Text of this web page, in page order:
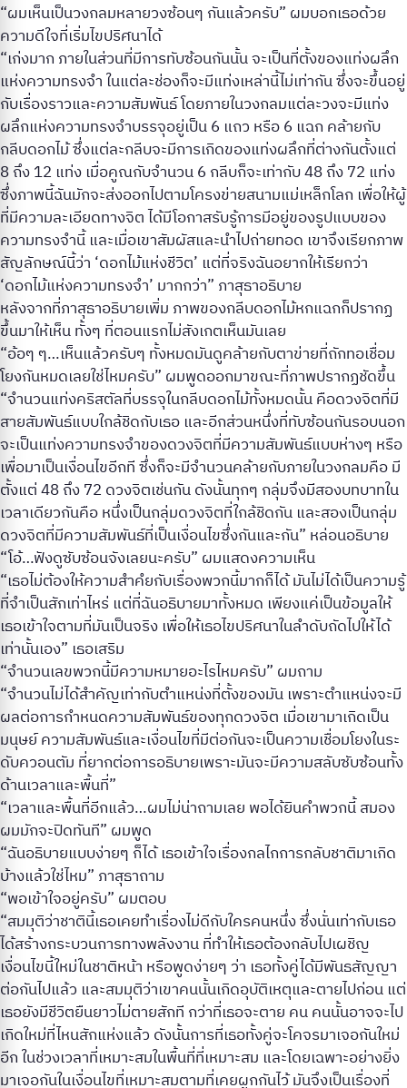
“ผมเห็นเป็นวงกลมหลายวงซ้อนๆ กันแล้วครับ” ผมบอกเธอด้วย
ความดีใจที่เริ่มไขปริศนาได้
“เก่งมาก ภายในส่วนที่มีการทับซ้อนกันนั้น จะเป็นที่ตั้งของแท่งผลึก
แห่งความทรงจำ ในแต่ละช่องก็จะมีแท่งเหล่านี้ไม่เท่ากัน ซึ่งจะขึ้นอยู่
กับเรื่องราวและความสัมพันธ์ โดยภายในวงกลมแต่ละวงจะมีแท่ง
ผลึกแห่งความทรงจำบรรจุอยู่เป็น 6 แถว หรือ 6 แฉก คล้ายกับ
กลีบดอกไม้ ซึ่งแต่ละกลีบจะมีการเกิดของแท่งผลึกที่ต่างกันตั้งแต่
8 ถึง 12 แท่ง เมื่อคูณกับจำนวน 6 กลีบก็จะเท่ากับ 48 ถึง 72 แท่ง
ซึ่งภาพนี้ฉันมักจะส่งออกไปตามโครงข่ายสนามแม่เหล็กโลก เพื่อให้ผู้
ที่มีความละเอียดทางจิต ได้มีโอกาสรับรู้การมีอยู่ของรูปแบบของ
ความทรงจำนี้ และเมื่อเขาสัมผัสและนำไปถ่ายทอด เขาจึงเรียกภาพ
สัญลักษณ์นี้ว่า ‘ดอกไม้แห่งชีวิต’ แต่ที่จริงฉันอยากให้เรียกว่า
‘ดอกไม้แห่งความทรงจำ’ มากกว่า” ภาสุธาอธิบาย
หลังจากที่ภาสุธาอธิบายเพิ่ม ภาพของกลีบดอกไม้หกแฉกก็ปรากฏ
ขึ้นมาให้เห็น ทั้งๆ ที่ตอนแรกไม่สังเกตเห็นมันเลย
“อ้อๆ ๆ…เห็นแล้วครับๆ ทั้งหมดมันดูคล้ายกับตาข่ายที่ถักทอเชื่อม
โยงกันหมดเลยใช่ไหมครับ” ผมพูดออกมาขณะที่ภาพปรากฏชัดขึ้น
“จำนวนแท่งคริสตัลที่บรรจุในกลีบดอกไม้ทั้งหมดนั้น คือดวงจิตที่มี
สายสัมพันธ์แบบใกล้ชิดกับเธอ และอีกส่วนหนึ่งที่ทับซ้อนกันรอบนอก
จะเป็นแท่งความทรงจำของดวงจิตที่มีความสัมพันธ์แบบห่างๆ หรือ
เพื่อมาเป็นเงื่อนไขอีกที ซึ่งก็จะมีจำนวนคล้ายกับภายในวงกลมคือ มี
ตั้งแต่ 48 ถึง 72 ดวงจิตเช่นกัน ดังนั้นทุกๆ กลุ่มจึงมีสองบทบาทใน
เวลาเดียวกันคือ หนึ่งเป็นกลุ่มดวงจิตที่ใกล้ชิดกัน และสองเป็นกลุ่ม
ดวงจิตที่มีความสัมพันธ์ที่เป็นเงื่อนไขซึ่งกันและกัน” หล่อนอธิบาย
“โอ้…ฟังดูซับซ้อนจังเลยนะครับ” ผมแสดงความเห็น
“เธอไม่ต้องให้ความสำคํยกับเรื่องพวกนี้มากก็ได้ มันไม่ได้เป็นความรู้
ที่จำเป็นสักเท่าไหร่ แต่ที่ฉันอธิบายมาทั้งหมด เพียงแค่เป็นข้อมูลให้
เธอเข้าใจตามที่มันเป็นจริง เพื่อให้เธอไขปริศนาในลำดับถัดไปให้ได้
เท่านั้นเอง” เธอเสริม
“จำนวนเลขพวกนี้มีความหมายอะไรไหมครับ” ผมถาม
“จำนวนไม่ได้สำคัญเท่ากับตำแหน่งที่ตั้งของมัน เพราะตำแหน่งจะมี
ผลต่อการกำหนดความสัมพันธ์ของทุกดวงจิต เมื่อเขามาเกิดเป็น
มนุษย์ ความสัมพันธ์และเงื่อนไขที่มีต่อกันจะเป็นความเชื่อมโยงในระ
ดับควอนตัม ที่ยากต่อการอธิบายเพราะมันจะมีความสลับซับซ้อนทั้ง
ด้านเวลาและพื้นที่”
“เวลาและพื้นที่อีกแล้ว…ผมไม่น่าถามเลย พอได้ยินคำพวกนี้ สมอง
ผมมักจะปิดทันที” ผมพูด
“ฉันอธิบายแบบง่ายๆ ก็ได้ เธอเข้าใจเรื่องกลไกการกลับชาติมาเกิด
บ้างแล้วใช่ไหม” ภาสุธาถาม
“พอเข้าใจอยู่ครับ” ผมตอบ
“สมมุติว่าชาตินี้เธอเคยทำเรื่องไม่ดีกับใครคนหนึ่ง ซึ่งนั่นเท่ากับเธอ
ได้สร้างกระบวนการทางพลังงาน ที่ทำให้เธอต้องกลับไปเผชิญ
เงื่อนไขนี้ใหม่ในชาติหน้า หรือพูดง่ายๆ ว่า เธอทั้งคู่ได้มีพันธสัญญา
ต่อกันไปแล้ว และสมมุติว่าเขาคนนั้นเกิดอุบัติเหตุและตายไปก่อน แต่
เธอยังมีชีวิตยืนยาวไม่ตายสักที กว่าที่เธอจะตาย คน คนนั้นอาจจะไป
เกิดใหม่ที่ไหนสักแห่งแล้ว ดังนั้นการที่เธอทั้งคู่จะโคจรมาเจอกันใหม่
อีก ในช่วงเวลาที่เหมาะสมในพื้นที่ที่เหมาะสม และโดยเฉพาะอย่างยิ่ง
มาเจอกันในเงื่อนไขที่เหมาะสมตามที่เคยผูกกันไว้ มันจึงเป็นเรื่องที่